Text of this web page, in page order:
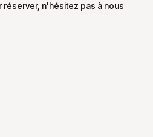
réserver, n'hésitez pas à nous